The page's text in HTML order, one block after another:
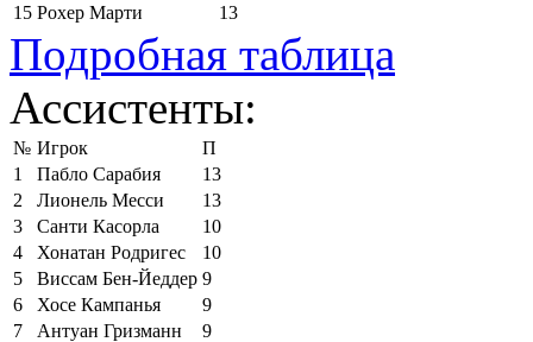
15 Рохер Марти 13
Подробная таблица
Ассистенты:
№ Игрок
П
1
Пабло Сарабия
13
2
Лионель Месси
13
3
Санти Касорла
10
4
Хонатан Родригес
10
5
Виссам Бен-Йеддер 9
6
Хосе Кампанья
9
7
Антуан Гризманн
9